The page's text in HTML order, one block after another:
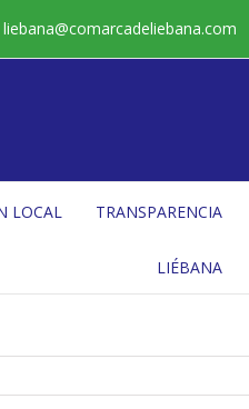
liebana@comarcadeliebana.com
LOCAL TRANSPARENCIA
LIÉBANA